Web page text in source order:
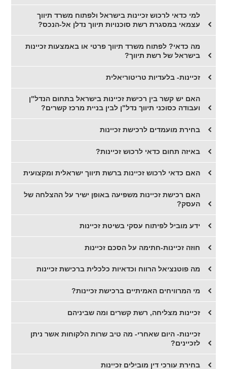
​למי כדאי לרכוש זכיינות בישראל ולפתוח משרד תיווך
עצמאי במסגרת רשת סוכנויות תיווך נדלן אל-הנכס?
​מה כדאי? לפתוח משרד תיווך פרטי או באמצעות זכיינות
בישראל של רשת תיווך?
זכיינות- בלעדיות טריטוריאלית
האם יש קשר בין רכישת זכיינות בישראל בתחום הנדל"ן
ועבודה כסוכני תיווך נדל"ן לבין בניית מרכז קשרים?
בחירת מועמדים לרכישת זכיינות
באיזה תחום כדאי לרכוש זכיינות?
האם כדאי לרכוש זכיינות ברשת תיווך ישראלית ומקצועית
האם רכישת זכיינות משפיעה באופן ישיר על ההצלחה של
העסק?
ידע מוביל לפיתוח עסקי בשיטת זכיינות
חוזה זכיינות-חתימה על הסכם זכיינות
​מה פוטנציאל הרווח וכדאיות כלכלית ברכישת זכיינות
מי המרוויחים האמיתיים ברכישת זכיינות?
​זכיינות מצליחה, רשת קשרים ומה שביניהם
​זכיינות- היום שאחרי- מה טיב שרות הלקוחות אשר ניתן
לזכיינים?
​בחירת עורכי דין מובילים זכיינות